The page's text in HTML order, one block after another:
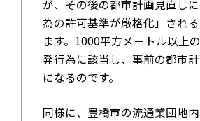
が、その後の都市計画見直し
為の許可基準が厳格化」され
ます。1000平方メートル以上
発行為に該当し、事前の都市
になるのです。
同様に、豊橋市の流通業団地